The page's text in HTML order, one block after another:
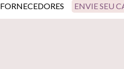
FORNECEDORES ENVIE SEU